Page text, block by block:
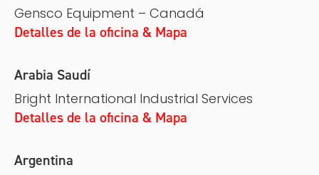
Gensco Equipment – Canadá
Detalles de la oficina & Mapa
Arabia Saudí
Bright International Industrial Services
Detalles de la oficina & Mapa
Argentina